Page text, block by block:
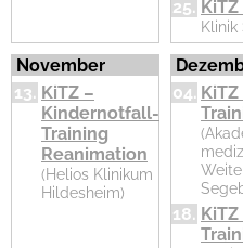
25.
Klinik
November
13. KiTZ –
Kindernotfall-
Training
Reanimation
(Helios Klinikum
Hildesheim)
04.
18.